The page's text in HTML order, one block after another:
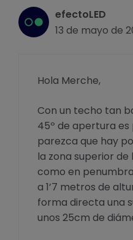
efectoLED
13 de mayo de
Hola Merche,
Con un techo tan
45º de apertura
parezca que hay
la zona superior
como en
a 1’7 metros de
forma directa una
unos 25cm de